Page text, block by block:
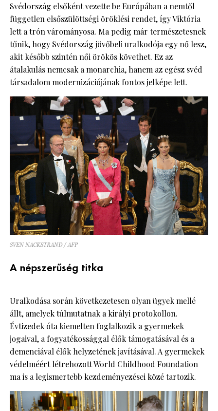
Svédország elsőként vezette be Európában a nemtől
független elsőszülöttségi öröklési rendet, így Viktória
lett a trón várományosa. Ma pedig már természetesnek
tűnik, hogy Svédország jövőbeli uralkodója egy nő lesz,
akit később szintén női örökös követhet. Ez az
átalakulás nemcsak a monarchia, hanem az egész svéd
társadalom modernizációjának fontos jelképe lett.
SVEN NACKSTRAND / AFP
A népszerűség titka
Uralkodása során következetesen olyan ügyek mellé
állt, amelyek túlmutatnak a királyi protokollon.
Évtizedek óta kiemelten foglalkozik a gyermekek
jogaival, a fogyatékossággal élők támogatásával és a
demenciával élők helyzetének javításával. A gyermekek
védelméért létrehozott World Childhood Foundation
ma is a legismertebb kezdeményezései közé tartozik.